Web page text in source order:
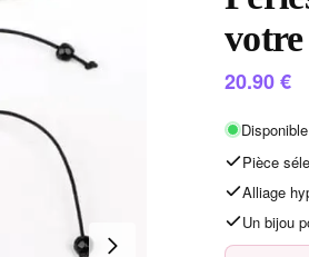
votre
20.90€
Pièce
Alliage
Un bijou